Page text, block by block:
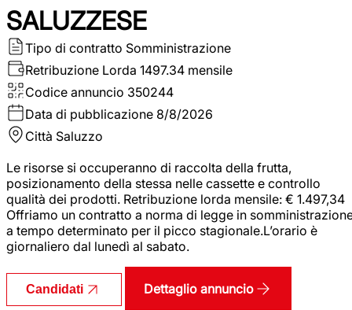
SALUZZESE
Tipo di contratto Somministrazione
Retribuzione Lorda 1497.34 mensile
Codice annuncio 350244
Data di pubblicazione 8/8/2026
Città Saluzzo
Le risorse si occuperanno di raccolta della frutta,
posizionamento della stessa nelle cassette e controllo
qualità dei prodotti. Retribuzione lorda mensile: € 1.497,34
Offriamo un contratto a norma di legge in
a tempo determinato per il picco stagionale.L’orario è
giornaliero dal lunedì al sabato.
Candidati Dettaglio annuncio